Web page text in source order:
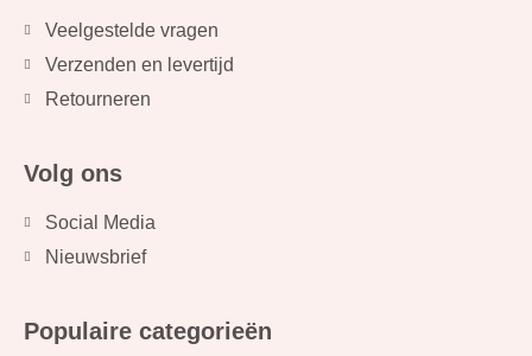
Veelgestelde vragen
Verzenden en levertijd
Retourneren
Volg ons
Social Media
Nieuwsbrief
Populaire categorieën